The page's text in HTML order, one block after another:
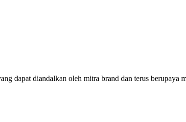
dapat diandalkan oleh mitra brand dan terus berupaya